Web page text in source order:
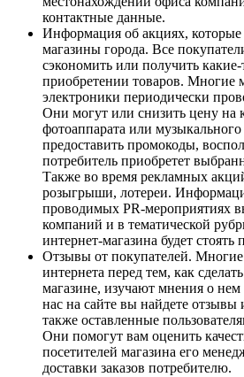
контактные данные.
Информация об акциях, которые
магазины города. Все
сэкономить или получить
приобретении товаров. Многие
электроники периодически
Они могут или снизить цену на
фотоаппарата или
предоставить промокоды,
потребитель приобретет
Также во время рекламных
розыгрыши, лотереи.
проводимых PR-мероприятиях
компаний и в тематической
интернет-магазина будет
Отзывы от покупателей. Многие
интернета перед тем, как
магазине, изучают мнения о
нас на сайте вы найдете отзывы
также оставленные
Они помогут вам оценить
посетителей магазина его
доставки заказов потребителю.